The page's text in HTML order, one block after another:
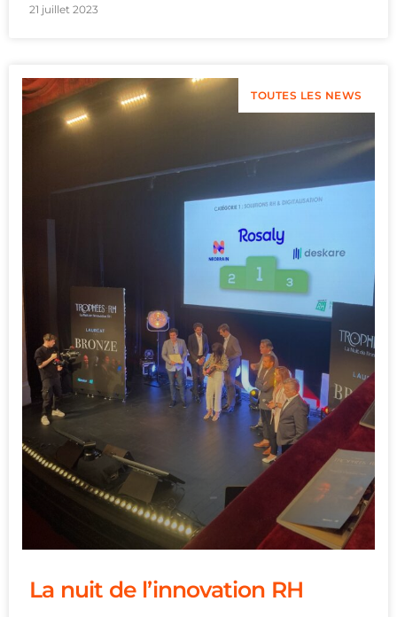
21 juillet 2023
TOUTES LES NEWS
La nuit de l’innovation RH